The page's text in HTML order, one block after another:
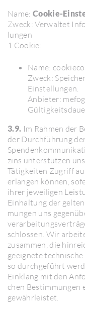
Name: Cookie-
Zweck: Verwaltet
lungen
1 Cookie:
Name:
Zweck:
Einstel­lungen.
Anbieter:
3.9. Im Rahmen der
der Durch­füh­rung
zins unter­stützen
Tätig­keiten Zugriff
erlangen können,
ihrer jewei­ligen
Einhal­tung der
mungen uns
schlossen. Wir
zusammen, die
geeig­nete
so durch­ge­führt
Einklang mit den
chen Bestim­mungen
gewähr­leistet.